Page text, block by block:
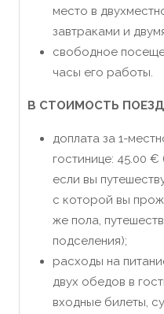
место в
завтраками и
свободное
часы его работы.
В СТОИМОСТЬ
доплата за 1-
гостинице: 45.00 €
если вы
с которой вы
же пола,
подселения);
расходы на
двух обедов в
входные билеты,